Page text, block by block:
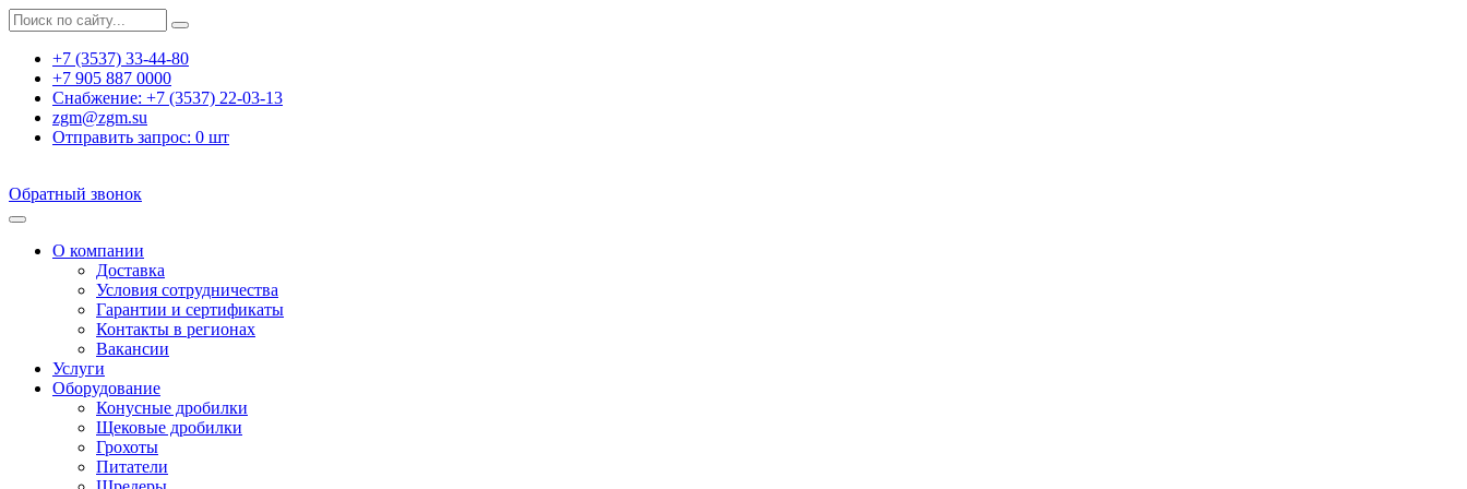
+7 (3537) 33-44-80
+7 905 887 0000
Снабжение: +7 (3537) 22-03-13
zgm@zgm.su
Отправить запрос: 0 шт
Обратный звонок
О компании
Доставка
Условия сотрудничества
Гарантии и сертификаты
Контакты в регионах
Вакансии
Услуги
Оборудование
Конусные дробилки
Щековые дробилки
Грохоты
Питатели